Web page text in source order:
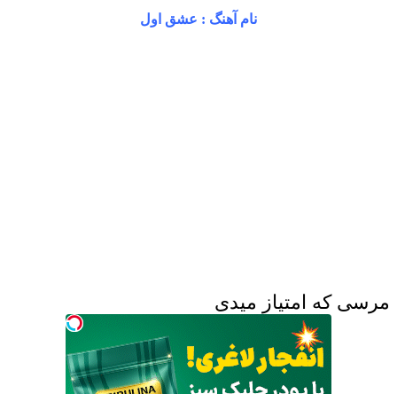
نام آهنگ : عشق اول
مرسی که امتیاز میدی